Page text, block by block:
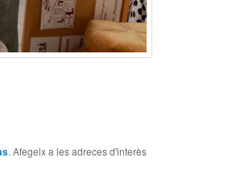
. Afegeix a les adreces d'interès